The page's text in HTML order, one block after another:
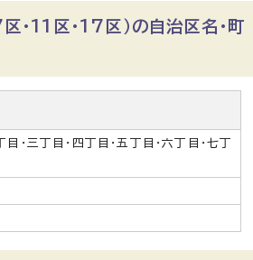
・11区・17区）の自治区名・町
目・三丁目・四丁目・五丁目・六丁目・七丁